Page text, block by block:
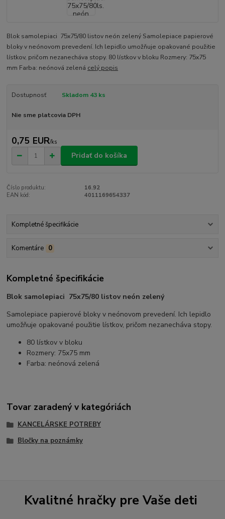
Blok samolepiaci 75x75/80 listov neón zelený Samolepiace papierové
bloky v neónovom prevedení. Ich lepidlo umožňuje opakované použitie
lístkov, pričom nezanecháva stopy. 80 lístkov v bloku Rozmery: 75x75
mm Farba: neónová zelená celý popis
Dostupnosť Skladom 43 ks
Nie sme platcovia DPH
0,75 EUR/ks
Pridať do košíka
Číslo produktu:
16.92
EAN kód:
4011169654337
Kompletné špecifikácie
Komentáre 0
Kompletné špecifikácie
Blok samolepiaci 75x75/80 listov neón zelený
Samolepiace papierové bloky v neónovom prevedení. Ich lepidlo
umožňuje opakované použitie lístkov, pričom nezanecháva stopy.
80 lístkov v bloku
Rozmery: 75x75 mm
Farba: neónová zelená
Tovar zaradený v kategóriách
KANCELÁRSKE POTREBY
Bločky na poznámky
Kvalitné hračky pre Vaše deti